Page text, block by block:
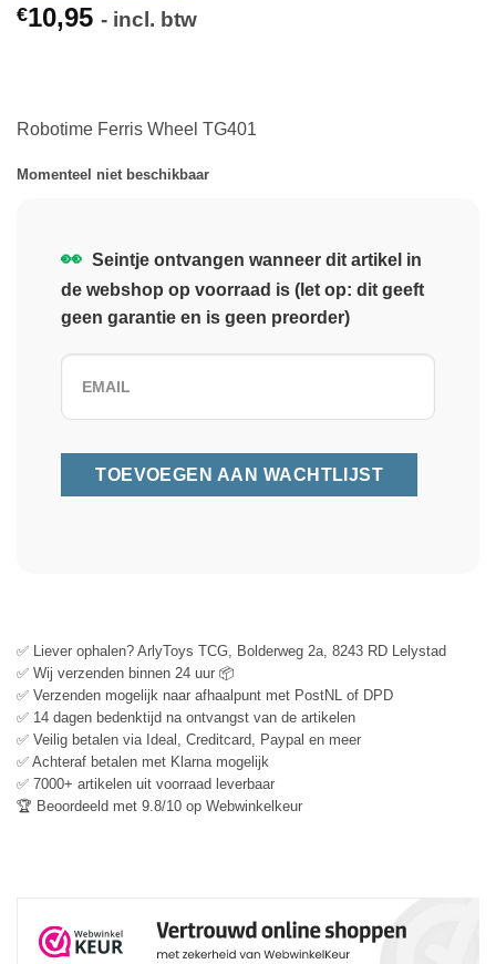
€10,95 - incl. btw
Robotime Ferris Wheel TG401
Momenteel niet beschikbaar
👀 Seintje ontvangen wanneer dit artikel in
de webshop op voorraad is (let op: dit geeft
geen garantie en is geen preorder)
✅ Liever ophalen? ArlyToys TCG, Bolderweg 2a, 8243 RD Lelystad
✅ Wij verzenden binnen 24 uur 📦
✅ Verzenden mogelijk naar afhaalpunt met PostNL of DPD
✅ 14 dagen bedenktijd na ontvangst van de artikelen
✅ Veilig betalen via Ideal, Creditcard, Paypal en meer
✅ Achteraf betalen met Klarna mogelijk
✅ 7000+ artikelen uit voorraad leverbaar
🏆 Beoordeeld met 9.8/10 op Webwinkelkeur